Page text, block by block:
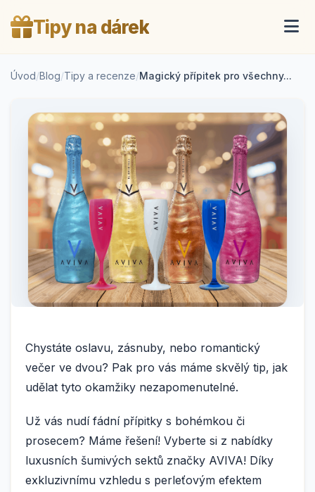
Tipy na dárek
Úvod/Blog/Tipy a recenze/Magický přípitek pro všechny...
Chystáte oslavu, zásnuby, nebo romantický
večer ve dvou? Pak pro vás máme skvělý tip, jak
udělat tyto okamžiky nezapomenutelné.
Už vás nudí fádní přípitky s bohémkou či
prosecem? Máme řešení! Vyberte si z nabídky
luxusních šumivých sektů značky AVIVA! Díky
exkluzivnímu vzhledu s perleťovým efektem